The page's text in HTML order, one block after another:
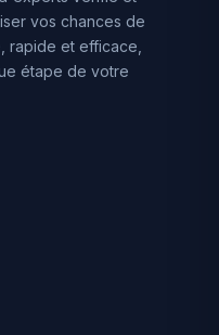
vos chances de
rapide et efficace,
étape de votre